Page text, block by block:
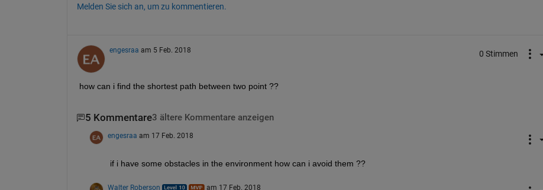
Melden Sie sich an, um zu kommentieren.
engesraa am 5 Feb. 2018 0 Stimmen
how can i find the shortest path between two point ??
5 Kommentare3 ältere Kommentare anzeigen
engesraa am 17 Feb. 2018
if i have some obstacles in the environment how can i avoid them ??
Walter Roberson am 17 Feb. 2018